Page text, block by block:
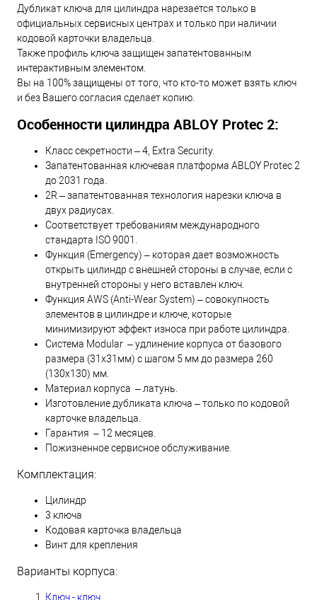
Дубликат ключа для цилиндра нарезается только в
официальных сервисных центрах и только при наличии
кодовой карточки владельца.
Также профиль ключа защищен запатентованным
интерактивным элементом.
Вы на 100% защищены от того, что кто-то может взять ключ
и без Вашего согласия сделает копию.
Особенности цилиндра ABLOY Protec 2:
Класс секретности – 4, Extra Security.
Запатентованная ключевая платформа ABLOY Protec 2
до 2031 года.
2R – запатентованная технология нарезки ключа в
двух радиусах.
Соответствует требованиям международного
стандарта ISO 9001.
Функция (Emergency) – которая дает возможность
открыть цилиндр с внешней стороны в случае, если с
внутренней стороны у него вставлен ключ.
Функция AWS (Anti-Wear System) – совокупность
элементов в цилиндре и ключе, которые
минимизируют эффект износа при работе цилиндра.
Система Modular – удлинение корпуса от базового
размера (31х31мм) с шагом 5 мм до размера 260
(130х130) мм.
Материал корпуса – латунь.
Изготовление дубликата ключа – только по кодовой
карточке владельца.
Гарантия – 12 месяцев.
Пожизненное сервисное обслуживание.
Комплектация:
Цилиндр
3 ключа
Кодовая карточка владельца
Винт для крепления
Варианты корпуса:
Ключ - ключ